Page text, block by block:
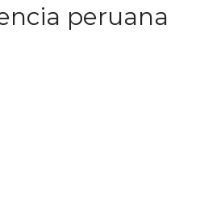
peruana